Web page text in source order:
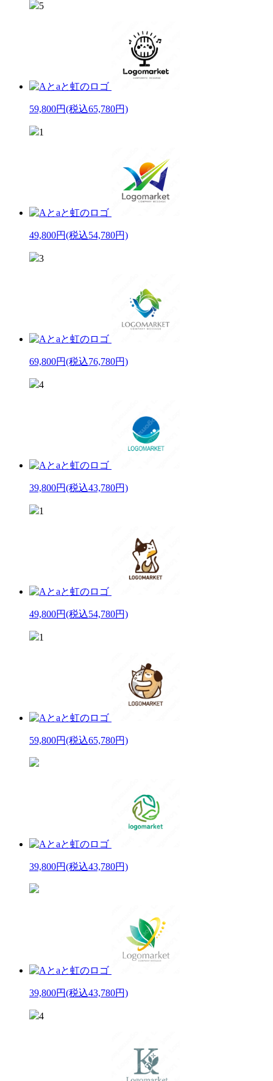
5
59,800円(税込65,780円)
1
49,800円(税込54,780円)
3
69,800円(税込76,780円)
4
39,800円(税込43,780円)
1
49,800円(税込54,780円)
1
59,800円(税込65,780円)
39,800円(税込43,780円)
39,800円(税込43,780円)
4